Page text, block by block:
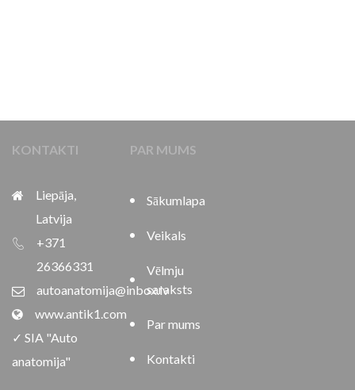
KONTAKTI
Liepāja,
Latvija
+371
26366331
autoanatomija@inbox.lv
www.antik1.com
✓ SIA "Auto
anatomija"
PAR MUMS
Sākumlapa
Veikals
Vēlmju
saraksts
Par mums
Kontakti